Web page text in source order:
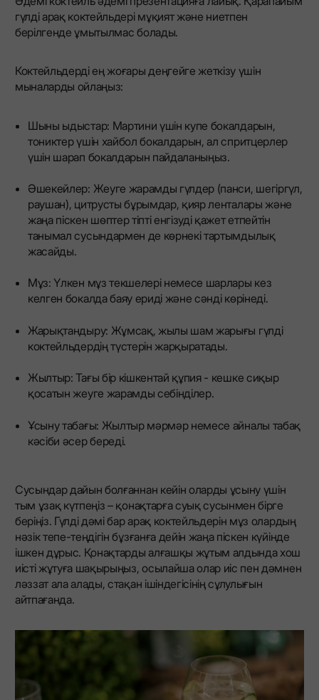
гүлді арақ коктейльдері мұқият және ниетпен
берілгенде ұмытылмас болады.
Коктейльдерді ең жоғары деңгейге жеткізу үшін
мыналарды ойлаңыз:
Шыны ыдыстар: Мартини үшін купе бокалдарын,
тониктер үшін хайбол бокалдарын, ал спритцерлер
үшін шарап бокалдарын пайдаланыңыз.
Әшекейлер: Жеуге жарамды гүлдер (панси, шегіргүл,
раушан), цитрусты бұрымдар, қияр ленталары және
жаңа піскен шөптер тіпті енгізуді қажет етпейтін
танымал сусындармен де көрнекі тартымдылық
жасайды.
Мұз: Үлкен мұз текшелері немесе шарлары кез
келген бокалда баяу ериді және сәнді көрінеді.
Жарықтандыру: Жұмсақ, жылы шам жарығы гүлді
коктейльдердің түстерін жарқыратады.
Жылтыр: Тағы бір кішкентай құпия - кешке сиқыр
қосатын жеуге жарамды себінділер.
Ұсыну табағы: Жылтыр мәрмәр немесе айналы табақ
кәсіби әсер береді.
Сусындар дайын болғаннан кейін оларды ұсыну үшін
тым ұзақ күтпеңіз – қонақтарға суық сусынмен бірге
беріңіз. Гүлді дәмі бар арақ коктейльдерін мұз олардың
нәзік тепе-теңдігін бұзғанға дейін жаңа піскен күйінде
ішкен дұрыс. Қонақтарды алғашқы жұтым алдында хош
иісті жұтуға шақырыңыз, осылайша олар иіс пен дәмнен
ләззат ала алады, стақан ішіндегісінің сұлулығын
айтпағанда.